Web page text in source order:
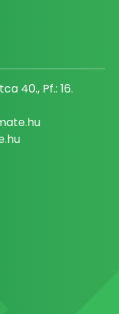
40., Pf.: 16.